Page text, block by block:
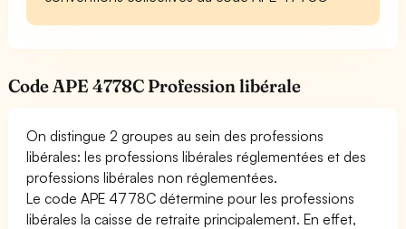
Code APE 4778C Profession libérale
On distingue 2 groupes au sein des professions
libérales: les professions libérales réglementées et des
professions libérales non réglementées.
Le code APE 4778C détermine pour les professions
libérales la caisse de retraite principalement. En effet,